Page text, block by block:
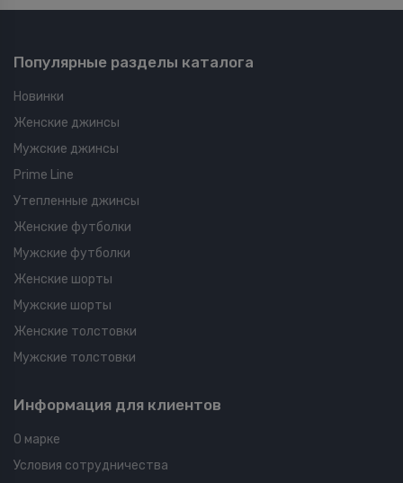
Популярные разделы каталога
Новинки
Женские джинсы
Мужские джинсы
Prime Line
Утепленные джинсы
Женские футболки
Мужские футболки
Женские шорты
Мужские шорты
Женские толстовки
Мужские толстовки
Информация для клиентов
О марке
Условия сотрудничества